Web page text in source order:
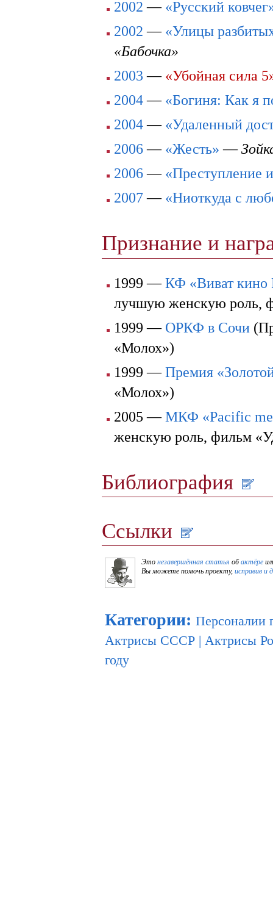
2002 — «Русский
2002 — «Улицы
«Бабочка»
2003 — «Убойная сила
2004— «Богиня: Как я
2004— «Удаленный
2006— «Жесть» —
2006— «Преступление
2007— «Ниоткуда с
Признание и
1999 —КФ «Виват кино
лучшую женскую роль,
1999 — ОРКФ в Сочи
«Молох»)
1999 —Премия
«Молох»)
2005 —МКФ «Pacific
женскую роль, фильм
Библиография
Ссылки
Это незавершённая статья обактёре
Вы можете помочь проекту, исправив и
Категории: Персоналии
Актрисы СССР | Актрисы
году